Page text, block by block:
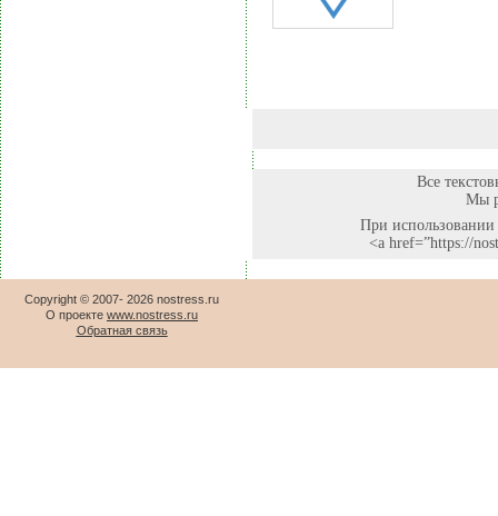
Все
Мы
При использовании
<a href=”https://
Copyright © 2007- 2026 nostress.ru
О проекте www.nostress.ru
Обратная связь